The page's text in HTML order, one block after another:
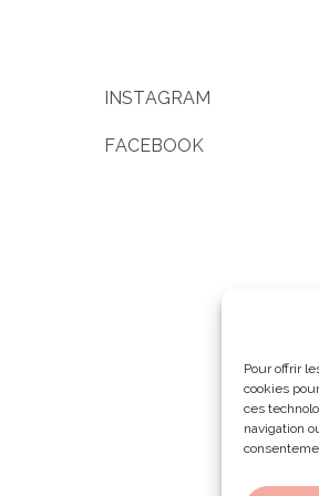
Pour offrir
cookies
ces
navigation
NSTAG RAM
FACEBOOK